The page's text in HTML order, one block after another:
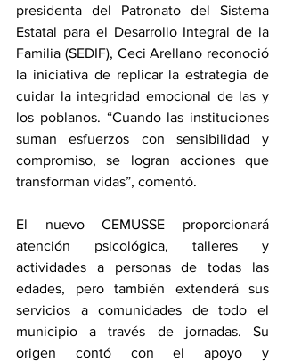
presidenta del Patronato del Sistema
Estatal para el Desarrollo Integral de la
Familia (SEDIF), Ceci Arellano reconoció
la iniciativa de replicar la estrategia de
cuidar la integridad emocional de las y
los poblanos. “Cuando las instituciones
suman esfuerzos con sensibilidad y
compromiso, se logran acciones que
transforman vidas”, comentó.
El nuevo CEMUSSE proporcionará
atención psicológica, talleres y
actividades a personas de todas las
edades, pero también extenderá sus
servicios a comunidades de todo el
municipio a través de jornadas. Su
origen contó con el apoyo y